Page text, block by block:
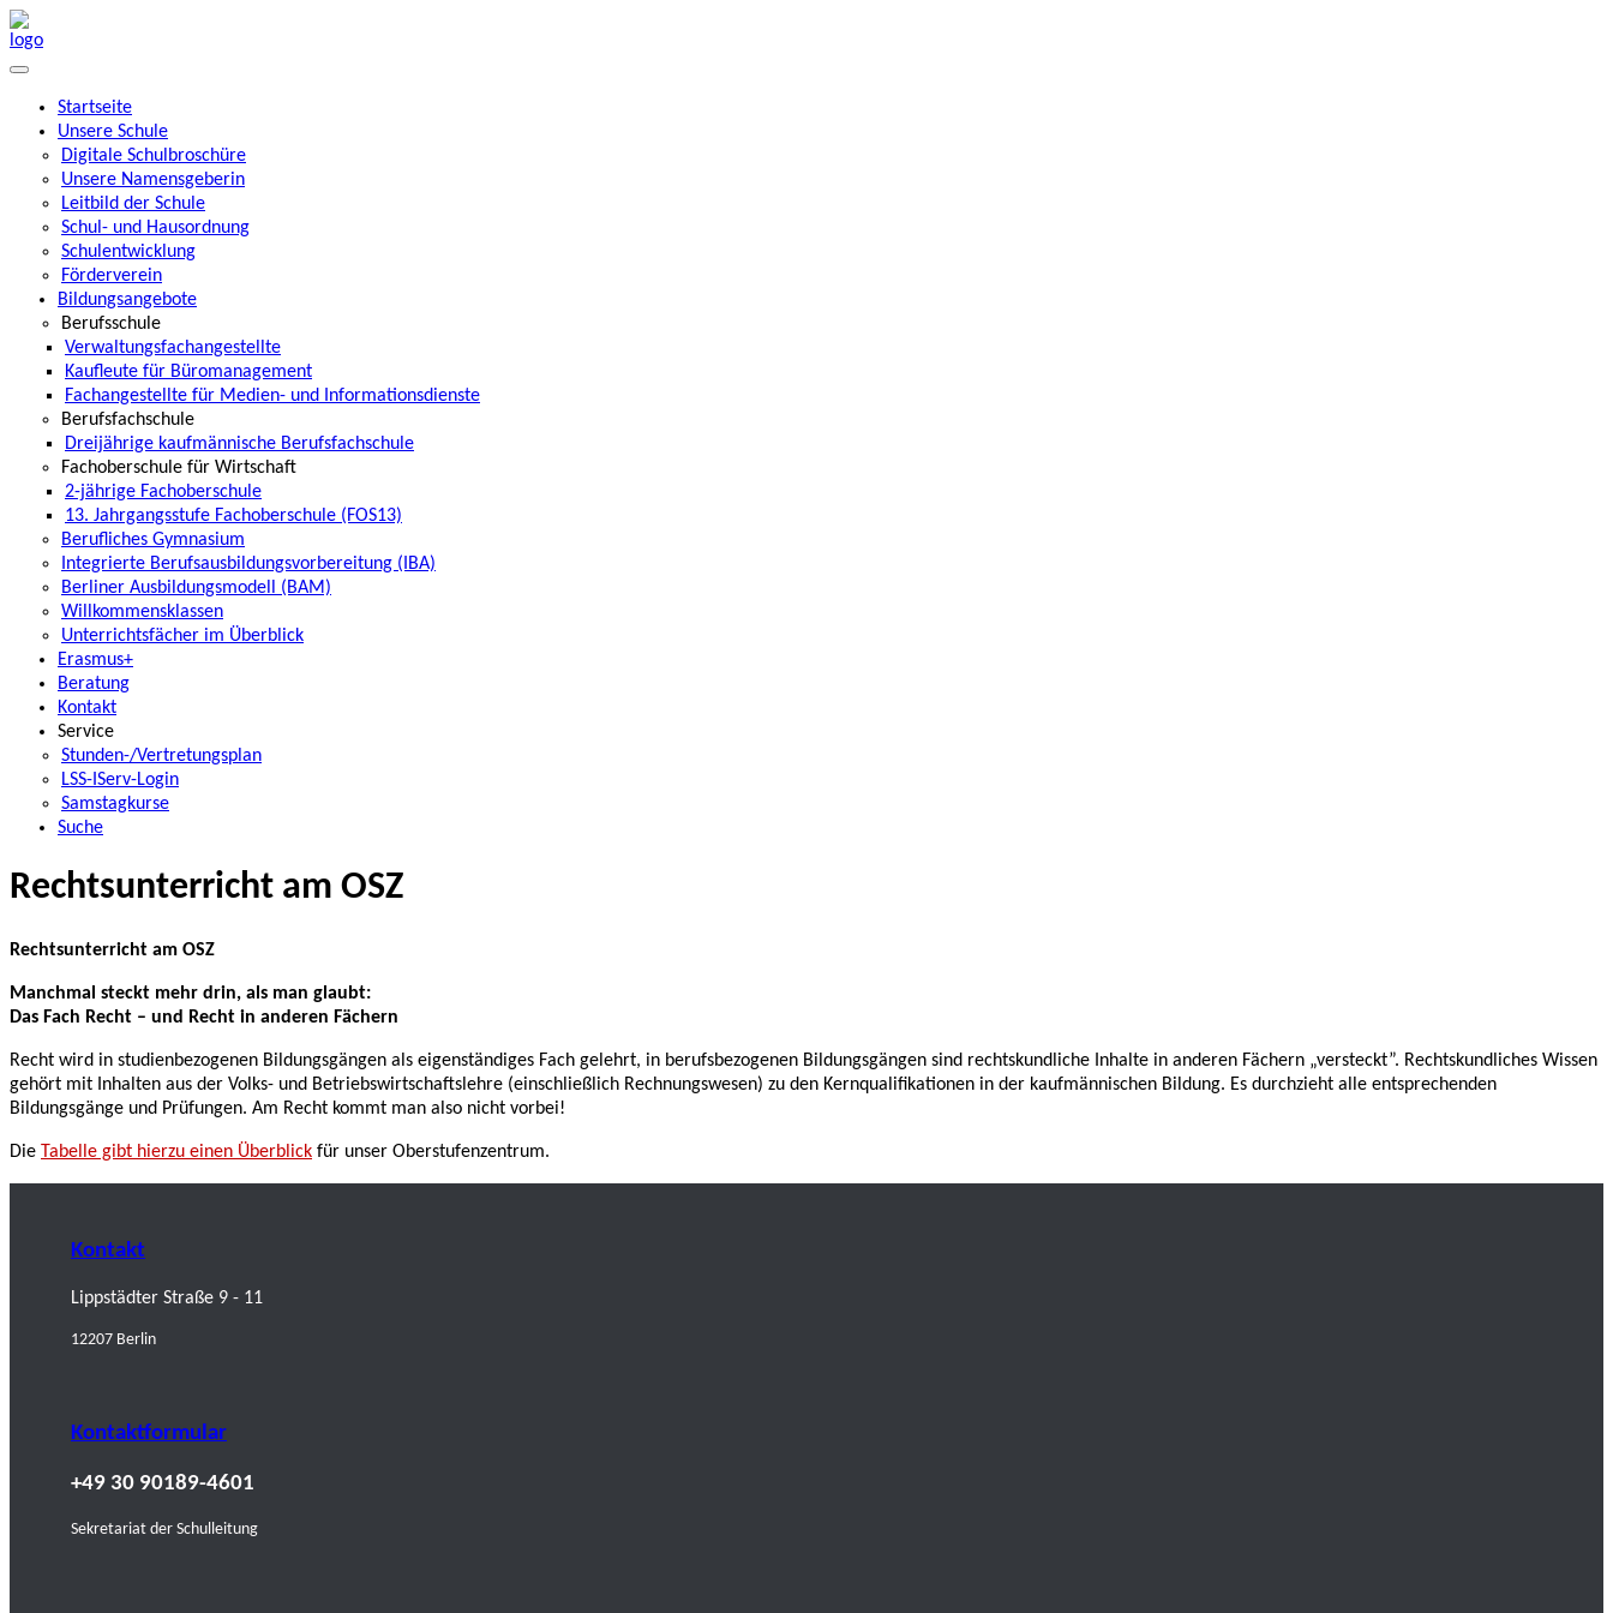
Startseite
Unsere Schule
Digitale Schulbroschüre
Unsere Namensgeberin
Leitbild der Schule
Schul- und Hausordnung
Schulentwicklung
Förderverein
Bildungsangebote
Berufsschule
Verwaltungsfachangestellte
Kaufleute für Büromanagement
Fachangestellte für Medien- und Informationsdienste
Berufsfachschule
Dreijährige kaufmännische Berufsfachschule
Fachoberschule für Wirtschaft
2-jährige Fachoberschule
13. Jahrgangsstufe Fachoberschule (FOS13)
Berufliches Gymnasium
Integrierte Berufsausbildungsvorbereitung (IBA)
Berliner Ausbildungsmodell (BAM)
Willkommensklassen
Unterrichtsfächer im Überblick
Erasmus+
Beratung
Kontakt
Service
Stunden-/Vertretungsplan
LSS-IServ-Login
Samstagkurse
Suche
Rechtsunterricht am OSZ
Rechtsunterricht am OSZ
Manchmal steckt mehr drin, als man glaubt:
Das Fach Recht – und Recht in anderen Fächern
Recht wird in studienbezogenen Bildungsgängen als eigenständiges Fach gelehrt, in berufsbezogenen Bildungsgängen sind rechtskundliche Inhalte in anderen Fächern „versteckt”. Rechtskundliches Wissen
gehört mit Inhalten aus der Volks- und Betriebswirtschaftslehre (einschließlich Rechnungswesen) zu den Kernqualifikationen in der kaufmännischen Bildung. Es durchzieht alle entsprechenden
Bildungsgänge und Prüfungen. Am Recht kommt man also nicht vorbei!
Die Tabelle gibt hierzu einen Überblick für unser Oberstufenzentrum.
Kontakt
Lippstädter Straße 9 - 11
12207 Berlin
Kontaktformular
+49 30 90189-4601
Sekretariat der Schulleitung